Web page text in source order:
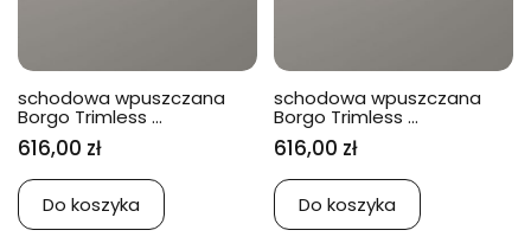
schodowa wpuszczana
Borgo Trimless ...
616,00 zł
Do koszyka
schodowa wpuszczana
Borgo Trimless ...
616,00 zł
Do koszyka